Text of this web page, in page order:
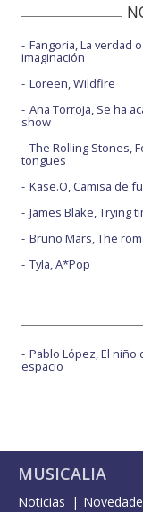
Fangoria, La verdad
imaginación
Loreen, Wildfire
Ana Torroja, Se ha
show
The Rolling Stones,
tongues
Kase.O, Camisa de
James Blake, Trying
Bruno Mars, The
Tyla, A*Pop
Pablo López, El niño
espacio
MUSICALIA
Noticias